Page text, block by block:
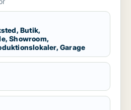
Sjælland eller
Butik,
Showroom,
Garage